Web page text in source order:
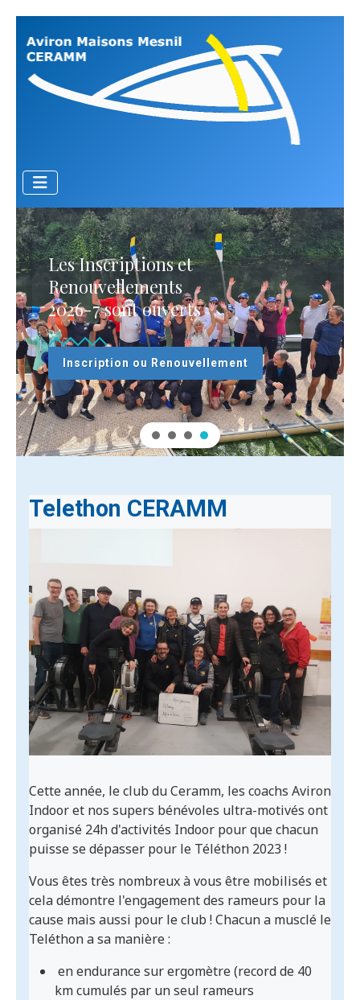
Les Inscriptions et
Renouvellements
2026-7 sont ouverts
Inscription ou Renouvellement
Telethon CERAMM
Cette année, le club du Ceramm, les coachs Aviron
Indoor et nos supers bénévoles ultra-motivés ont
organisé 24h d'activités Indoor pour que chacun
puisse se dépasser pour le Téléthon 2023 !
Vous êtes très nombreux à vous être mobilisés et
cela démontre l'engagement des rameurs pour la
cause mais aussi pour le club ! Chacun a musclé le
Teléthon a sa manière :
en endurance sur ergomètre (record de 40
km cumulés par un seul rameurs